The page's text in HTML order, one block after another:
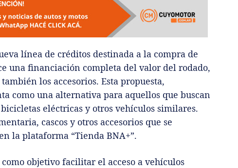
línea de créditos destinada a la compra de
una financiación completa del valor del rodado,
los accesorios. Esta propuesta,
como una alternativa para aquellos que buscan
eléctricas y otros vehículos similares.
cascos y otros accesorios que se
la plataforma “Tienda BNA+”.
objetivo facilitar el acceso a vehículos